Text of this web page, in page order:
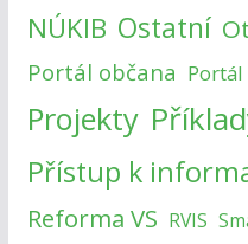
NÚKIB Ostatní
Portál občana Portál
Projekty
Přístup k
Reforma VS RVIS